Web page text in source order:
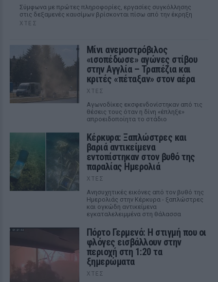
Σύμφωνα με πρώτες πληροφορίες, εργασίες συγκόλλησης
στις δεξαμενές καυσίμων βρίσκονται πίσω από την έκρηξη
ΧΤΕΣ
Μίνι ανεμοστρόβιλος
«ισοπέδωσε» αγώνες στίβου
στην Αγγλία – Τραπέζια και
κριτές «πέταξαν» στον αέρα
ΧΤΕΣ
Αγωνοδίκες εκσφενδονίστηκαν από τις
θέσεις τους όταν η δίνη «έπληξε»
απροειδοποίητα το στάδιο
Κέρκυρα: Ξαπλώστρες και
βαριά αντικείμενα
εντοπίστηκαν στον βυθό της
παραλίας Ημερολιά
ΧΤΕΣ
Ανησυχητικές εικόνες από τον βυθό της
Ημερολιάς στην Κέρκυρα - ξαπλώστρες
και ογκώδη αντικείμενα
εγκαταλελειμμένα στη θάλασσα
Πόρτο Γερμενό: Η στιγμή που οι
φλόγες εισβάλλουν στην
περιοχή στη 1:20 τα
ξημερώματα
ΧΤΕΣ